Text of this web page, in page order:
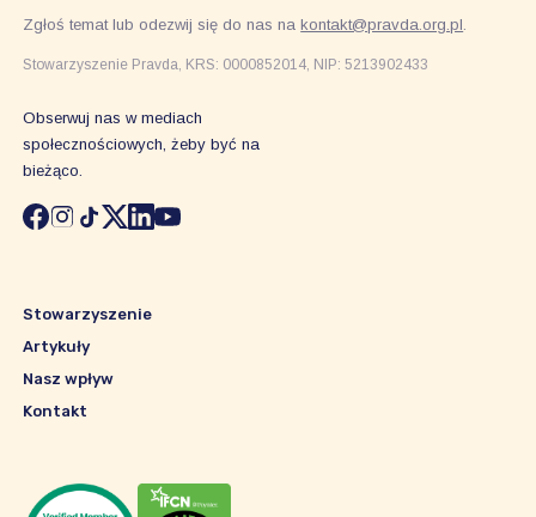
Zgłoś temat lub odezwij się do nas nakontakt@pravda.org.pl.
Stowarzyszenie Pravda, KRS: 0000852014, NIP: 5213902433
Obserwuj nas w mediach
społecznościowych, żeby być na
bieżąco.
Stowarzyszenie
Artykuły
Nasz wpływ
Kontakt